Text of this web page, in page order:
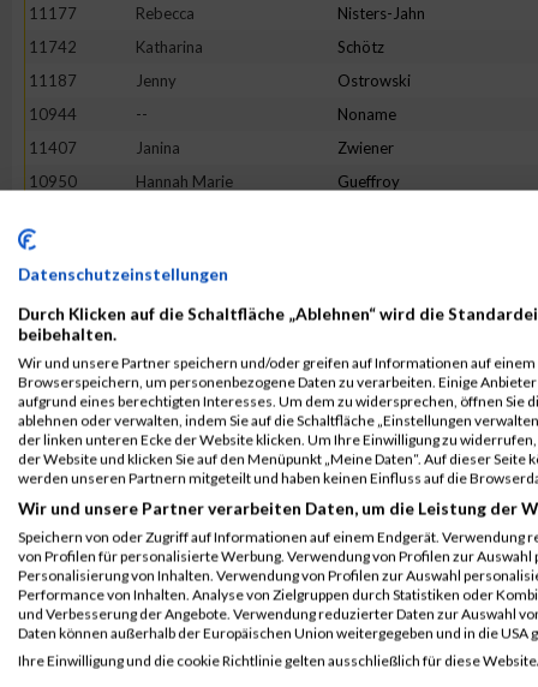
11177
Rebecca Nisters-Jahn
11742
Katharina Schötz
11187
Jenny Ostrowski
10944
-- Noname
11407
Janina Zwiener
10950
Hannah Marie Gueffroy
11799
11374
Ulli Katharina
11583
Latifa Fatai
11447
Katharina Haase
11271
Christine Schmitt
10998
Annika Hügle
11132
Jessica Menze-Möckel
11521
Julia Bosse
11419
Tamara Reinwald
11731
Simone Langen
11837
Verena Rensmeyer
11406
Stefanie Züls
Datenschutzeinstellungen
Durch Klicken auf die Schaltfläche „Ablehnen“ wird die
beibehalten.
Wir und unsere Partner speichern und/oder greifen auf Informationen auf einem
Browserspeichern, um personenbezogene Daten zu verarbeiten. Einige
aufgrund eines berechtigten Interesses. Um dem zu widersprechen, öffnen Sie
ablehnen oder verwalten, indem Sie auf die Schaltfläche „Einstellungen
der linken unteren Ecke der Website klicken. Um Ihre Einwilligung zu
der Website und klicken Sie auf den Menüpunkt „Meine Daten“. Auf dieser
werden unseren Partnern mitgeteilt und haben keinen Einfluss auf die
Wir und unsere Partner verarbeiten Daten, um die Leistung der
Speichern von oder Zugriff auf Informationen auf einem Endgerät. Verwendung
von Profilen für personalisierte Werbung. Verwendung von Profilen zur
Personalisierung von Inhalten. Verwendung von Profilen zur Auswahl
Performance von Inhalten. Analyse von Zielgruppen durch Statistiken oder
und Verbesserung der Angebote. Verwendung reduzierter Daten zur Auswahl
Daten können außerhalb der Europäischen Union weitergegeben und in die USA
Ihre Einwilligung und die cookie Richtlinie gelten ausschließlich für diese